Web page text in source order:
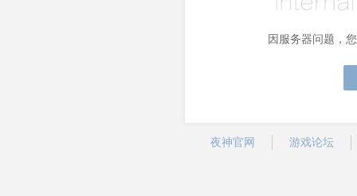
因服务器问题，
夜神官网 游戏论坛